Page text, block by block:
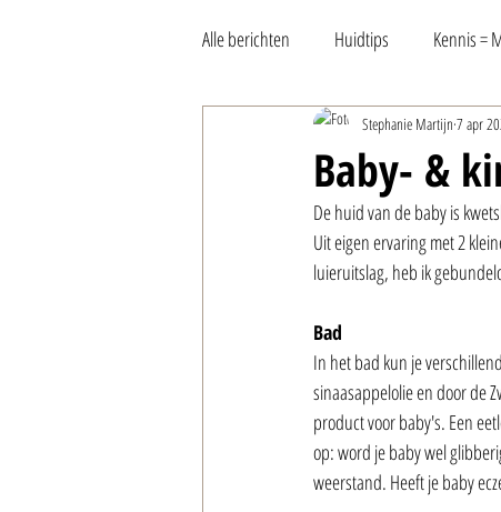
Alle berichten Huidtips Kennis =
Duurzaam leven
Baby- &
Stephanie Martijn 7 apr
De huid van de baby is
Uit eigen ervaring met 2
luieruitslag, heb ik
Bad
In het bad kun je
sinaasappelolie en door de
product voor baby's. Een
op: word je baby wel
weerstand. Heeft je baby